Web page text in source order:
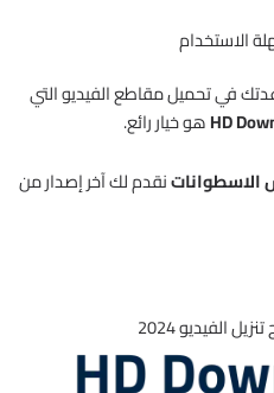
الاستخدام
في تحميل مقاطع الفيديو التي
هو خيار رائع.
نقدم لك آخر إصدار من